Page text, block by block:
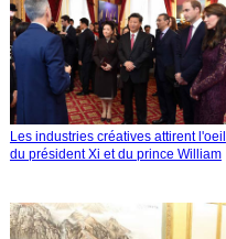
Les industries créatives attirent l'oeil
du président Xi et du prince William